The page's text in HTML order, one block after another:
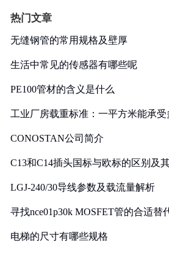
热门文章
无缝钢管的常用规格及壁厚
生活中常见的传感器有哪些呢
PE100管材的含义是什么
工业厂房载重标准：一平方米能承
CONOSTAN公司简介
C13和C14插头国标与欧标的区别及
LGJ-240/30导线参数及载流量解析
寻找nce01p30k MOSFET管的合适替
电梯的尺寸有哪些规格